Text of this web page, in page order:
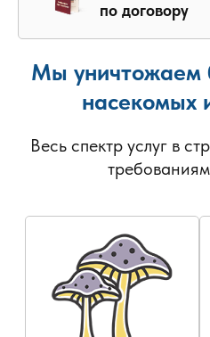
по договору
Мы уничтожаем
насекомых
Весь спектр услуг в